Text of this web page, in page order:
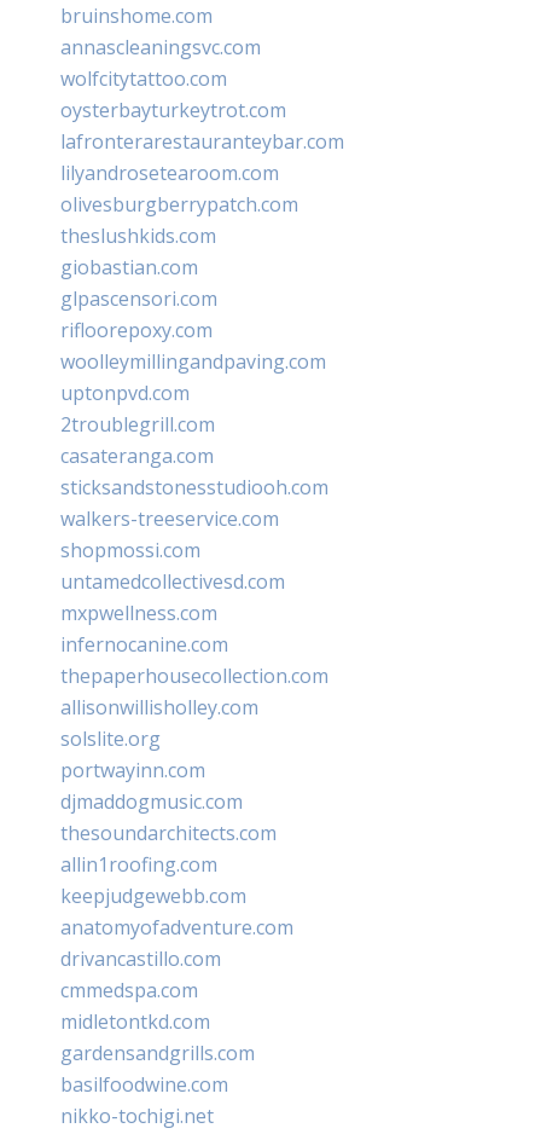
bruinshome.com
annascleaningsvc.com
wolfcitytattoo.com
oysterbayturkeytrot.com
lafronterarestauranteybar.com
lilyandrosetearoom.com
olivesburgberrypatch.com
theslushkids.com
giobastian.com
glpascensori.com
rifloorepoxy.com
woolleymillingandpaving.com
uptonpvd.com
2troublegrill.com
casateranga.com
sticksandstonesstudiooh.com
walkers-treeservice.com
shopmossi.com
untamedcollectivesd.com
mxpwellness.com
infernocanine.com
thepaperhousecollection.com
allisonwillisholley.com
solslite.org
portwayinn.com
djmaddogmusic.com
thesoundarchitects.com
allin1roofing.com
keepjudgewebb.com
anatomyofadventure.com
drivancastillo.com
cmmedspa.com
midletontkd.com
gardensandgrills.com
basilfoodwine.com
nikko-tochigi.net